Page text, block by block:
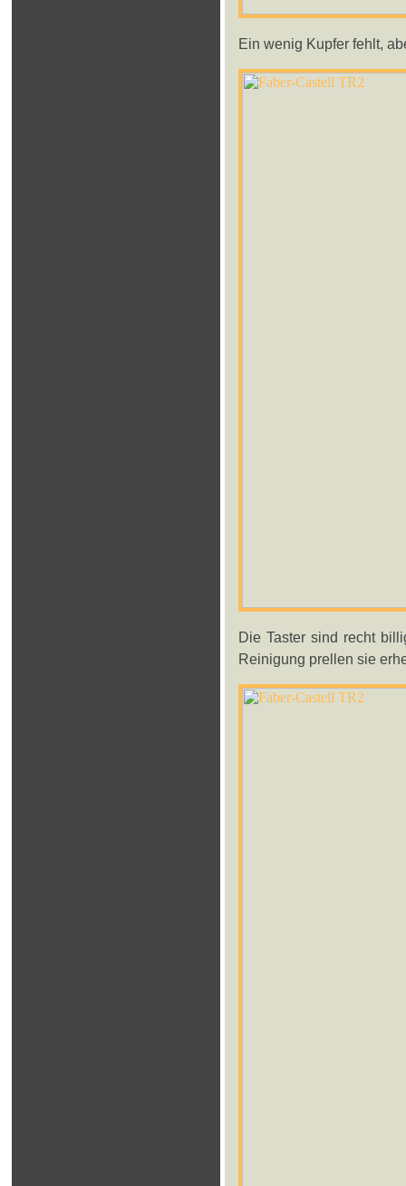
Ein wenig Kupfer fehlt,
Die Taster sind recht
Reinigung prellen sie